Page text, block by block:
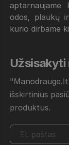
aptarnaujame
odos, plaukų
kurio dirbame
Užsisakyti
išskirtinius
produktus.